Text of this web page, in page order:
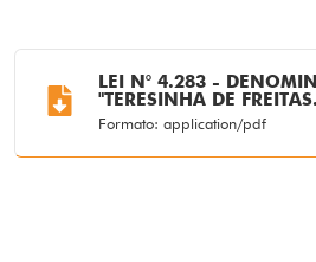
LEI N° 4.283 -
"TERESINHA DE
Formato: application/pdf